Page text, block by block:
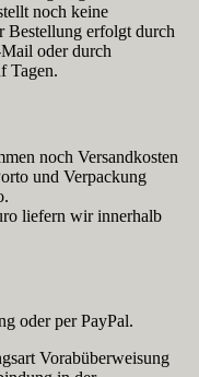
noch keine
Bestellung erfolgt durch
oder durch
Tagen.
noch Versandkosten
und Verpackung
liefern wir innerhalb
oder per PayPal.
Vorabüberweisung